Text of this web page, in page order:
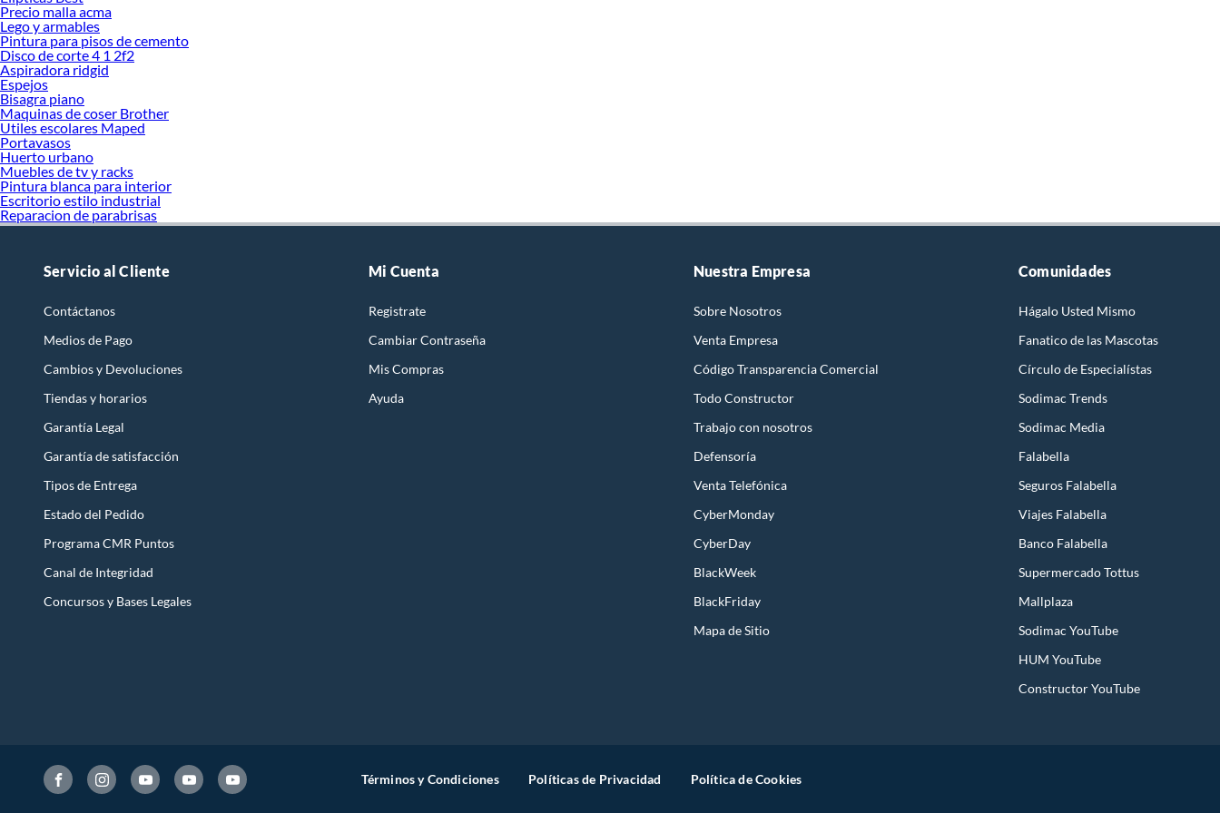
Precio malla acma
Lego y armables
Pintura para pisos de cemento
Disco de corte 4 1 2f2
Aspiradora ridgid
Espejos
Bisagra piano
Maquinas de coser Brother
Utiles escolares Maped
Portavasos
Huerto urbano
Muebles de tv y racks
Pintura blanca para interior
Escritorio estilo industrial
Reparacion de parabrisas
Servicio al Cliente
Contáctanos
Medios de Pago
Cambios y Devoluciones
Tiendas y horarios
Garantía Legal
Garantía de satisfacción
Tipos de Entrega
Estado del Pedido
Programa CMR Puntos
Canal de Integridad
Concursos y Bases Legales
Mi Cuenta
Registrate
Cambiar Contraseña
Mis Compras
Ayuda
Nuestra Empresa
Sobre Nosotros
Venta Empresa
Código Transparencia Comercial
Todo Constructor
Trabajo con nosotros
Defensoría
Venta Telefónica
CyberMonday
CyberDay
BlackWeek
BlackFriday
Mapa de Sitio
Comunidades
Hágalo Usted Mismo
Fanatico de las Mascotas
Círculo de Especialístas
Sodimac Trends
Sodimac Media
Falabella
Seguros Falabella
Viajes Falabella
Banco Falabella
Supermercado Tottus
Mallplaza
Sodimac YouTube
HUM YouTube
Constructor YouTube
Términos y Condiciones Políticas de Privacidad Política de Cookies